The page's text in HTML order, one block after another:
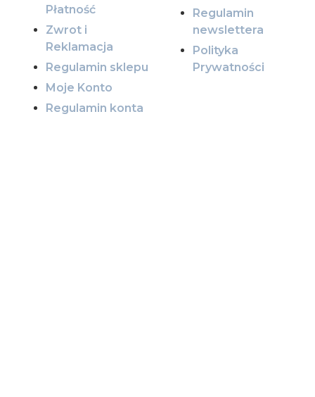
Płatność
Zwrot i
Reklamacja
Regulamin sklepu
Moje Konto
Regulamin konta
Regulamin
newslettera
Polityka
Prywatności